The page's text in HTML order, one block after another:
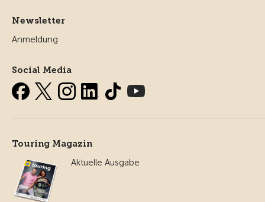
Newsletter
Anmeldung
Social Media
Touring Magazin
Aktuelle Ausgabe